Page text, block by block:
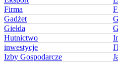
Firma
Gadżet
Giełda
Hutnictwo
inwestycje
Izby Gospodarcze